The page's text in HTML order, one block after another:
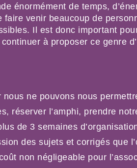
énormément de temps,
faire venir beaucoup de
Il est donc important
à proposer ce genre
ne pouvons nous
réserver l’amphi, prendre
de 3 semaines
des sujets et corrigés que
non négligeable pour